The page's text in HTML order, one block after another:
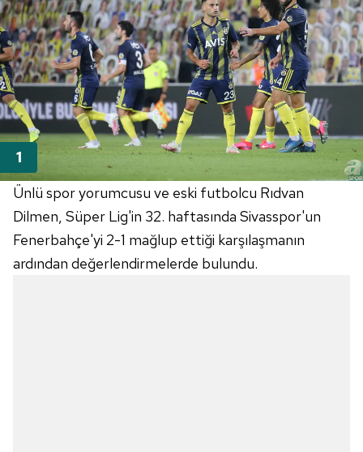
Ünlü spor yorumcusu ve eski futbolcu Rıdvan
Dilmen, Süper Lig'in 32. haftasında Sivasspor'un
Fenerbahçe'yi 2-1 mağlup ettiği karşılaşmanın
ardından değerlendirmelerde bulundu.